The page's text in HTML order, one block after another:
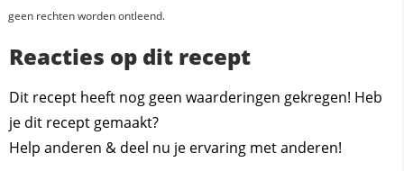
geen rechten worden ontleend.
Reacties op dit recept
Dit recept heeft nog geen waarderingen gekregen! Heb
je dit recept gemaakt?
Help anderen & deel nu je ervaring met anderen!